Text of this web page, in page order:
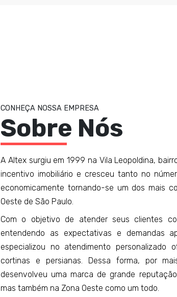
CONHEÇA NOSSA EMPRESA
Sobre Nós
A Altex surgiu em 1999 na Vila Leopoldina,
incentivo imobiliário e cresceu tanto no
economicamente tornando-se um dos mais
Oeste de São Paulo.
Com o objetivo de atender seus clientes
entendendo as expectativas e demandas
especializou no atendimento personalizado
cortinas e persianas. Dessa forma, por
desenvolveu uma marca de grande
mas também na Zona Oeste como um todo.